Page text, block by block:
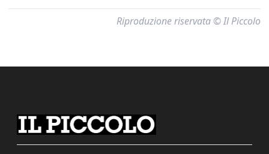
Riproduzione riservata © Il Piccolo